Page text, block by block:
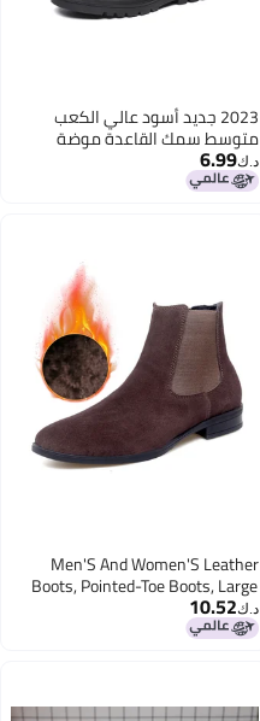
2023 جديد أسود عالي الكعب
متوسط سمك القاعدة موضة
بريطانية جولة أصابع تشيلسي مارتين
2236-R
د.ك‏6.99
Men'S And Women'S Leather
Boots, Pointed-Toe Boots, Large
Size Couple'S Chelsea Boots, High-
Top Martin Boots, Suede Genuine
د.ك‏10.52